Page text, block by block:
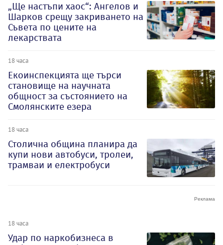
„Ще настъпи хаос“: Ангелов и
Шарков срещу закриването на
Съвета по цените на
лекарствата
18 часа
Екоинспекцията ще търси
становище на научната
общност за състоянието на
Смолянските езера
18 часа
Столична община планира да
купи нови автобуси, тролеи,
трамваи и електробуси
18 часа
Удар по наркобизнеса в